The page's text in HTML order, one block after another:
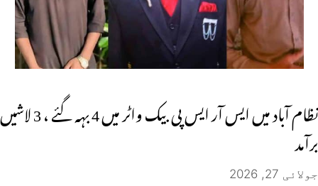
نظام آباد میں ایس آر ایس پی بیک واٹر میں 4 بہہ گئے ، 3 لاشیں
برآمد
جولائی 27, 2026